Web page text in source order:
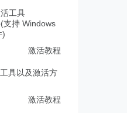
工具
支持 Windows
)
激活教程
具以及激活方
激活教程